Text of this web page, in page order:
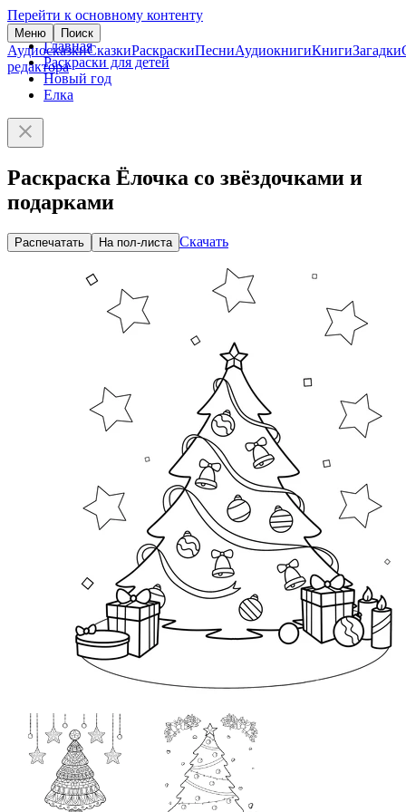
Перейти к основному контенту
Меню Поиск
АудиосказкиСказкиРаскраскиПесниАудиокнигиКнигиЗагадки
редактора
Главная
Раскраски для детей
Новый год
Елка
Раскраска Ёлочка со звёздочками и
подарками
Распечатать На пол-листа Скачать